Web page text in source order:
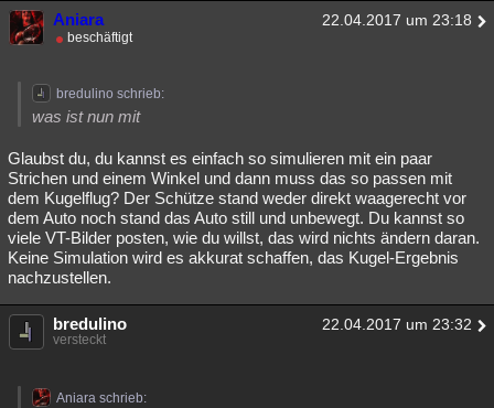
Aniara 22.04.2017 um 23:18
beschäftigt
bredulino schrieb:
was ist nun mit
Glaubst du, du kannst es einfach so simulieren mit ein paar
Strichen und einem Winkel und dann muss das so passen mit
dem Kugelflug? Der Schütze stand weder direkt waagerecht vor
dem Auto noch stand das Auto still und unbewegt. Du kannst so
viele VT-Bilder posten, wie du willst, das wird nichts ändern daran.
Keine Simulation wird es akkurat schaffen, das Kugel-Ergebnis
nachzustellen.
bredulino 22.04.2017 um 23:32
versteckt
Aniara schrieb: